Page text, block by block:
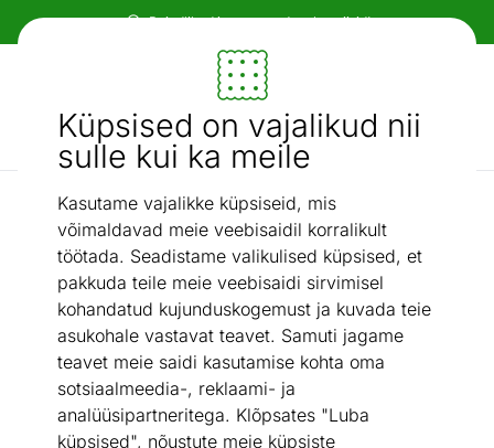
Küpsised on vajalikud nii
sulle kui ka meile
Kasutame vajalikke küpsiseid, mis
võimaldavad meie veebisaidil korralikult
töötada. Seadistame valikulised küpsised, et
pakkuda teile meie veebisaidi sirvimisel
kohandatud kujunduskogemust ja kuvada teie
asukohale vastavat teavet. Samuti jagame
teavet meie saidi kasutamise kohta oma
sotsiaalmeedia-, reklaami- ja
analüüsipartneritega. Klõpsates "Luba
küpsised", nõustute meie küpsiste
Paindlikud ja mugavad makseviisid!
Mööbel ja sisustus - ON24
Otsi...
AI otsing
Esikupingid / Pink Loft